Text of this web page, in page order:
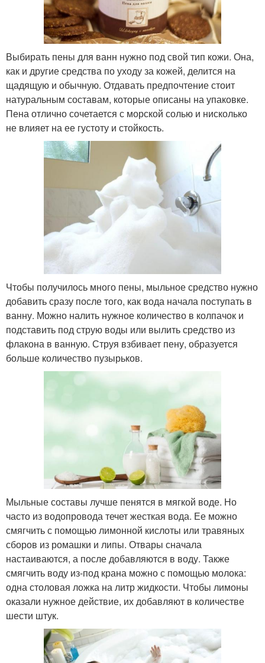
Выбирать пены для ванн нужно под свой тип кожи. Она,
как и другие средства по уходу за кожей, делится на
щадящую и обычную. Отдавать предпочтение стоит
натуральным составам, которые описаны на упаковке.
Пена отлично сочетается с морской солью и нисколько
не влияет на ее густоту и стойкость.
Чтобы получилось много пены, мыльное средство нужно
добавить сразу после того, как вода начала поступать в
ванну. Можно налить нужное количество в колпачок и
подставить под струю воды или вылить средство из
флакона в ванную. Струя взбивает пену, образуется
больше количество пузырьков.
Мыльные составы лучше пенятся в мягкой воде. Но
часто из водопровода течет жесткая вода. Ее можно
смягчить с помощью лимонной кислоты или травяных
сборов из ромашки и липы. Отвары сначала
настаиваются, а после добавляются в воду. Также
смягчить воду из-под крана можно с помощью молока:
одна столовая ложка на литр жидкости. Чтобы лимоны
оказали нужное действие, их добавляют в количестве
шести штук.